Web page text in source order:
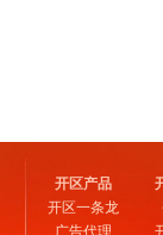
开区产品
开区一条龙
广告代理